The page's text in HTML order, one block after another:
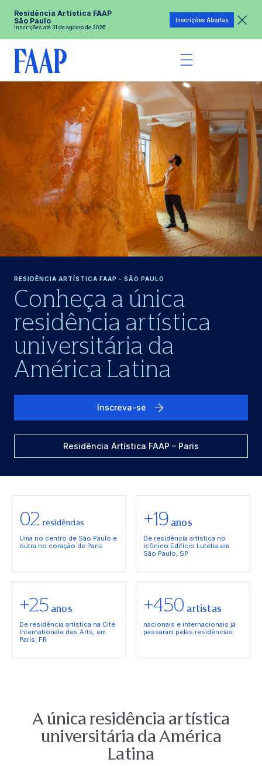
Residência Artística FAAP
São Paulo
Inscrições até 31 de agosto de 2026
Inscrições Abertas
RESIDÊNCIA ARTÍSTICA FAAP – SÃO PAULO
Conheça a única
residência artística
universitária da
América Latina
Inscreva-se
Residência Artística FAAP – Paris
02 residências
Uma no centro de São Paulo e
outra no coração de Paris
+19 anos
De residência artística no
icônico Edifício Lutetia em
São Paulo, SP
+25 anos
De residência artística na Cité
Internationale des Arts, em
Paris, FR
+450 artistas
nacionais e internacionais já
passaram pelas residências
A única residência artística
universitária da América
Latina